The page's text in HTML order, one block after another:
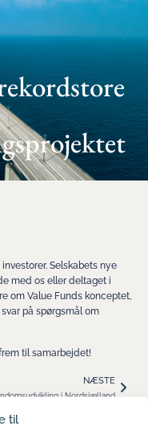
til
Selskabets nye
med os eller deltaget i
om Value Funds konceptet,
på spørgsmål om
til samarbejdet!
NÆSTE
i Nordsjælland